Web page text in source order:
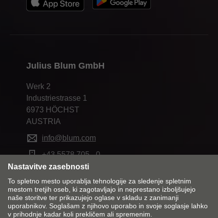
Julius Blum GmbH
Werk 2
Industriestrasse 1
6973 HÖCHST
AUSTRIA
info@blum.com
+43 5578 705 - 0
Spremeni trg in jezik